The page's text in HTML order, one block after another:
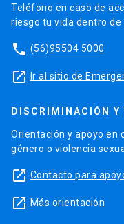
Teléfono en caso de
riesgo tu vida dentro de
phone (56)95504 5000
launch Ir al sitio de
DISCRIMINACIÓN Y
Orientación y apoyo en
género o violencia
launch Contacto para
launch Más orientación